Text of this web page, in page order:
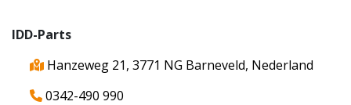
IDD-Parts
Hanzeweg 21, 3771 NG Barneveld, Nederland
0342-490 990